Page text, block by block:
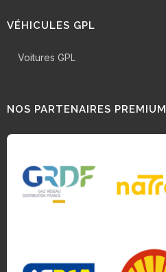
VÉHICULES GPL
Voitures GPL
NOS PARTENAIRES PREMIUM